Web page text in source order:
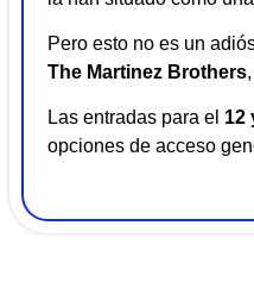
Pero esto no es un
The Martinez Brothers,
Las entradas para el 12
opciones de acceso